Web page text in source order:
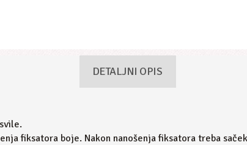
DETALJNI OPIS
fiksatora boje. Nakon nanošenja fiksatora treba